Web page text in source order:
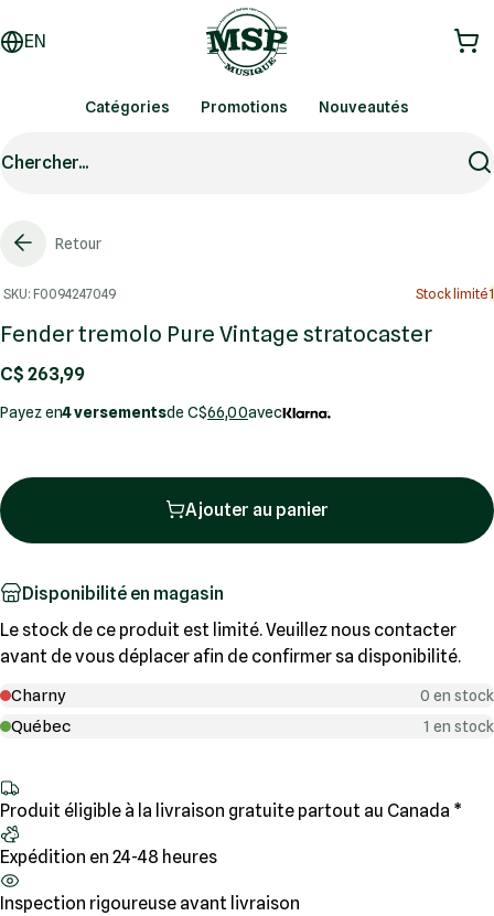
EN
Catégories Promotions Nouveautés
Chercher...
Retour
SKU: F0094247049 Stock limité1
Fender tremolo Pure Vintage stratocaster
C$ 263,99
Payez en4 versementsde C$66,00avec
Ajouter au panier
Disponibilité en magasin
Le stock de ce produit est limité. Veuillez nous contacter
avant de vous déplacer afin de confirmer sa disponibilité.
Charny 0 en stock
Québec 1 en stock
Produit éligible à la livraison gratuite partout au Canada *
Expédition en 24-48 heures
Inspection rigoureuse avant livraison